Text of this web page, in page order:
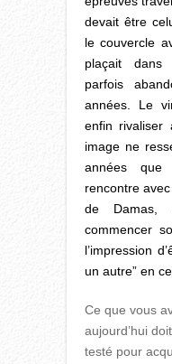
devait être
le couvercle
plaçait dans
parfois
années. Le
enfin rivaliser
image ne
années
rencontre
de Damas,
commencer
l’impression
un autre” en
Ce que vous
aujourd’hui
testé pour